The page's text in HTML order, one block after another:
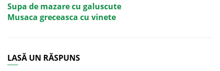
Supa de mazare cu galuscute
Musaca greceasca cu vinete
LASĂ UN RĂSPUNS